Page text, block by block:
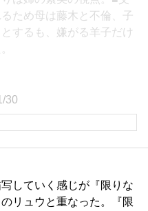
ため母は藤木と不倫、子
するも、嫌がる羊子だけ
30
していく感じが『限りな
リュウと重なった。『限